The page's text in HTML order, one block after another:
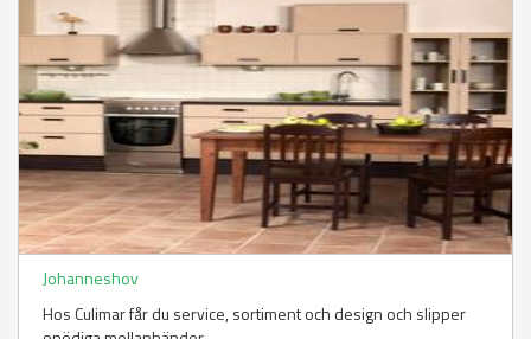
Johanneshov
Hos Culimar får du service, sortiment och design och slipper